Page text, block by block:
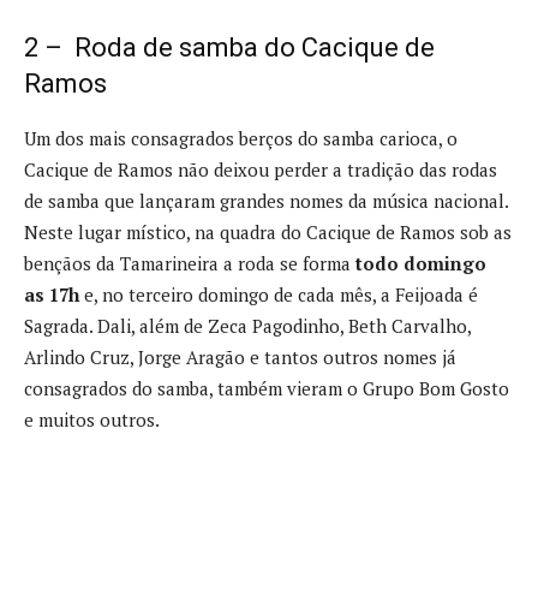
2 – Roda de samba do Cacique de
Ramos
Um dos mais consagrados berços do samba carioca, o
Cacique de Ramos não deixou perder a tradição das rodas
de samba que lançaram grandes nomes da música nacional.
Neste lugar místico, na quadra do Cacique de Ramos sob as
bençãos da Tamarineira a roda se formatodo domingo
as 17he, no terceiro domingo de cada mês, a Feijoada é
Sagrada. Dali, além de Zeca Pagodinho, Beth Carvalho,
Arlindo Cruz, Jorge Aragão e tantos outros nomes já
consagrados do samba, também vieram o Grupo Bom Gosto
e muitos outros.